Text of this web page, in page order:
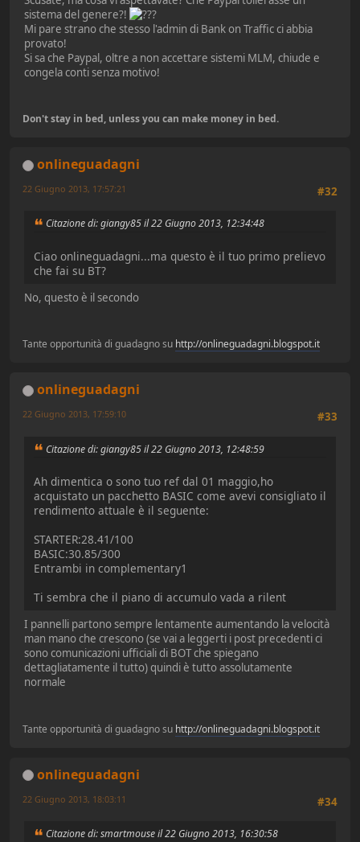
sistema del genere?!
Mi pare strano che stesso l'admin di Bank on Traffic ci abbia
provato!
Si sa che Paypal, oltre a non accettare sistemi MLM, chiude e
congela conti senza motivo!
Don't stay in bed, unless you can make money in bed.
onlineguadagni
#32
22 Giugno 2013, 17:57:21
Citazione di: giangy85 il 22 Giugno 2013, 12:34:48
Ciao onlineguadagni...ma questo è il tuo primo prelievo
che fai su BT?
No, questo è il secondo
Tante opportunità di guadagno su http://onlineguadagni.blogspot.it
onlineguadagni
#33
22 Giugno 2013, 17:59:10
Citazione di: giangy85 il 22 Giugno 2013, 12:48:59
Ah dimentica o sono tuo ref dal 01 maggio,ho
acquistato un pacchetto BASIC come avevi consigliato il
rendimento attuale è il seguente:
STARTER:28.41/100
BASIC:30.85/300
Entrambi in complementary1
Ti sembra che il piano di accumulo vada a rilent
I pannelli partono sempre lentamente aumentando la velocità
man mano che crescono (se vai a leggerti i post precedenti ci
sono comunicazioni ufficiali di BOT che spiegano
dettagliatamente il tutto) quindi è tutto assolutamente
normale
Tante opportunità di guadagno su http://onlineguadagni.blogspot.it
onlineguadagni
#34
22 Giugno 2013, 18:03:11
Citazione di: smartmouse il 22 Giugno 2013, 16:30:58